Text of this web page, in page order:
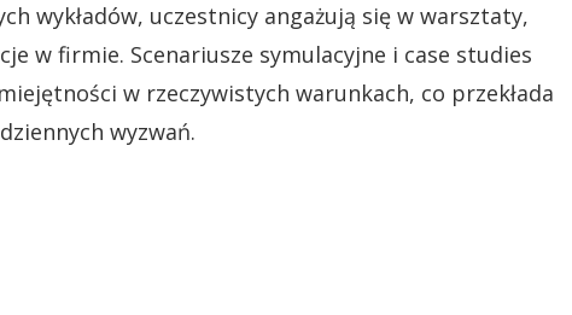
wykładów, uczestnicy angażują się w warsztaty,
w firmie. Scenariusze symulacyjne i case studies
w rzeczywistych warunkach, co przekłada
wyzwań.